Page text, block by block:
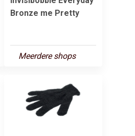
Bronze me Pretty
Meerdere shops